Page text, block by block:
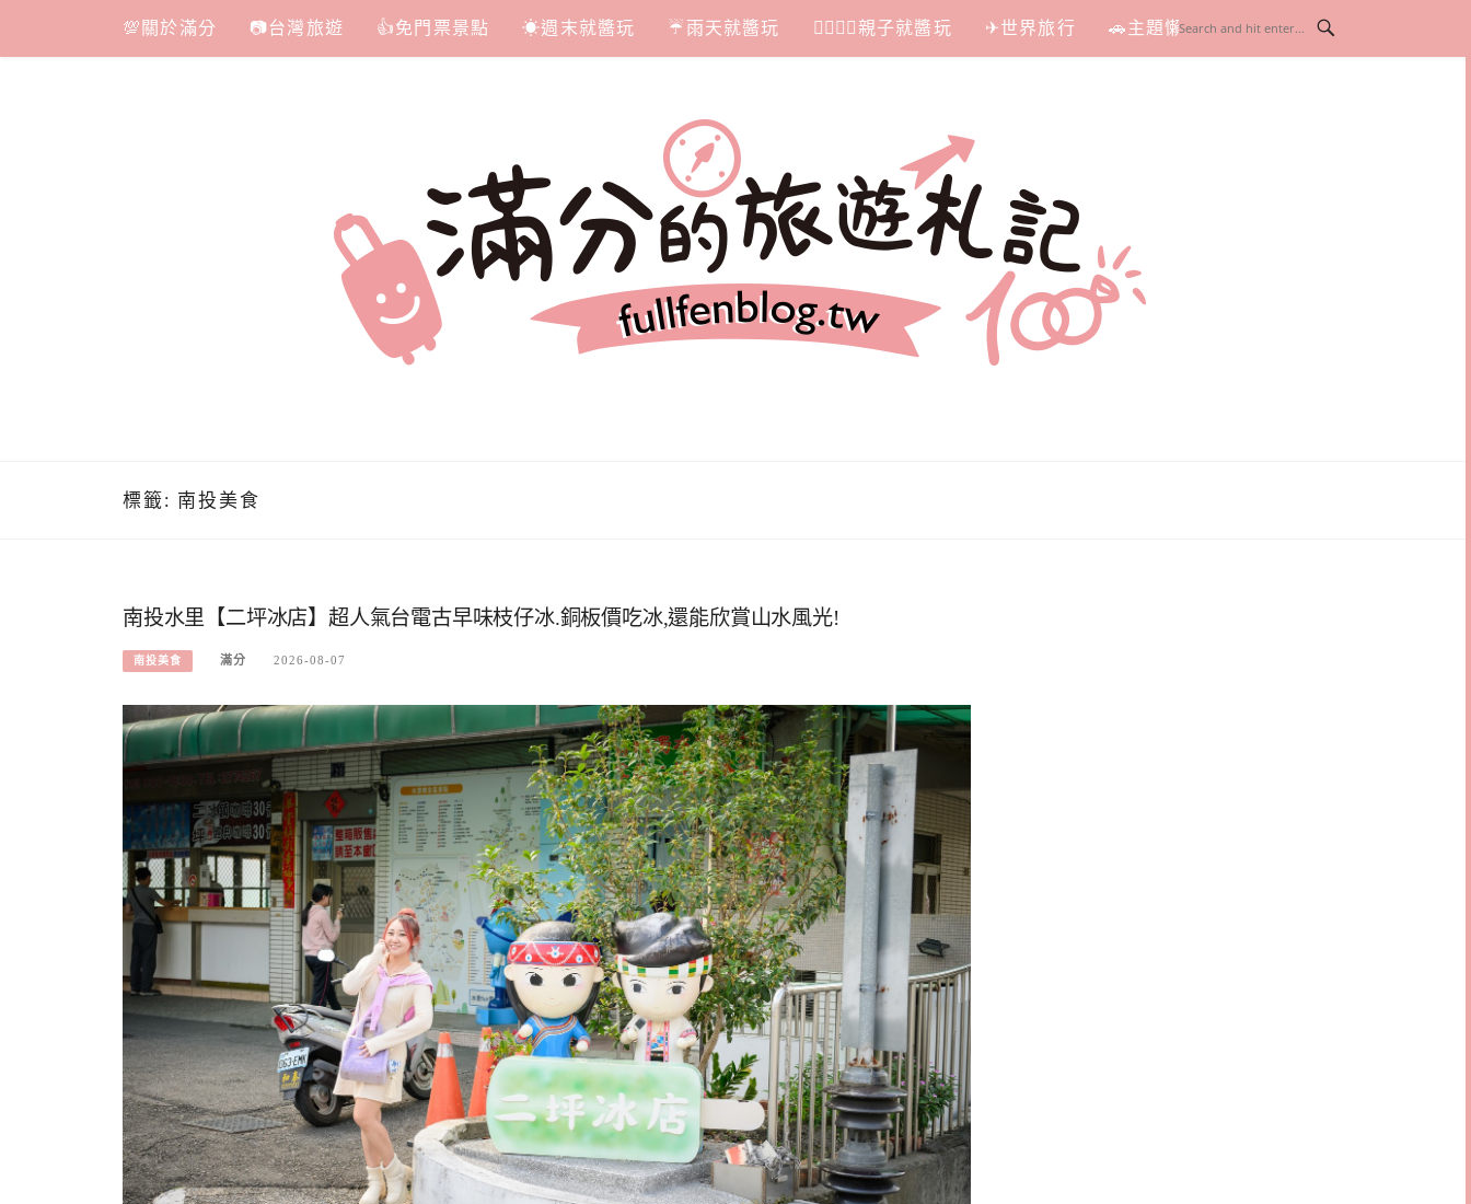
content
💯關於滿分 📷台灣旅遊 👍免門票景點 ☀週末就醬玩 ☔雨天就醬玩 👩‍❤‍💋‍👨親子就醬玩 ✈世界旅行 🚗主題懶人包
標籤: 南投美食
南投水里【二坪冰店】超人氣台電古早味枝仔冰.銅板價吃冰,還能欣賞山水風光!
南投美食 滿分 2026-08-07